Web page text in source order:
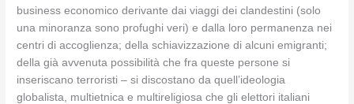
business economico derivante dai viaggi dei clandestini (solo
una minoranza sono profughi veri) e dalla loro permanenza nei
centri di accoglienza; della schiavizzazione di alcuni emigranti;
della già avvenuta possibilità che fra queste persone si
inseriscano terroristi – si discostano da quell’ideologia
globalista, multietnica e multireligiosa che gli elettori italiani